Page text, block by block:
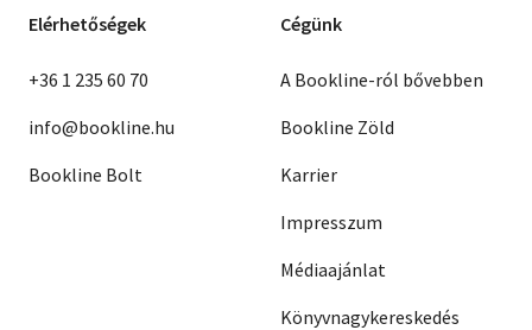
Elérhetőségek
+36 1 235 60 70
info@bookline.hu
Bookline Bolt
Cégünk
A Bookline-ról bővebben
Bookline Zöld
Karrier
Impresszum
Médiaajánlat
Könyvnagykereskedés